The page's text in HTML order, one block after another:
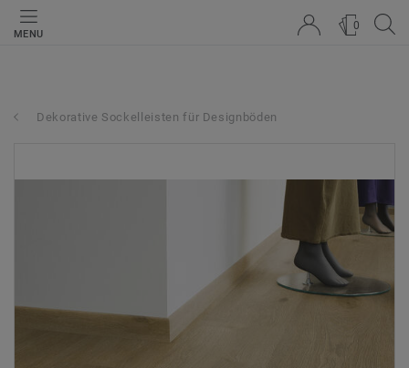
MENU
0
Dekorative Sockelleisten für Designböden